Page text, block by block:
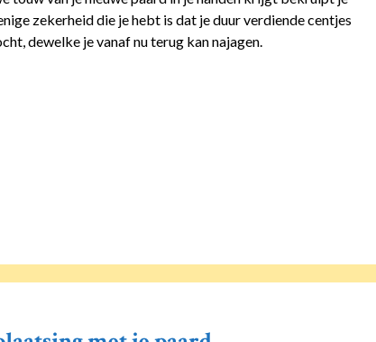
zekerheid die je hebt is dat je duur verdiende centjes
dewelke je vanaf nu terug kan najagen.